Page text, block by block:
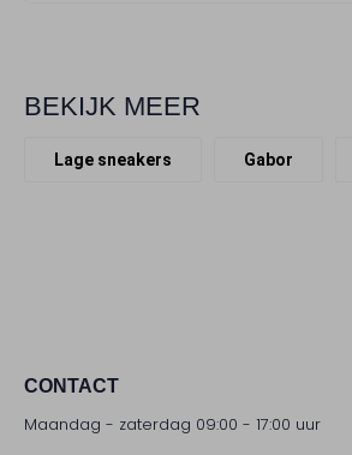
BEKIJK MEER
Lage sneakers Gabor
CONTACT
Maandag - zaterdag 09:00 - 17:00 uur